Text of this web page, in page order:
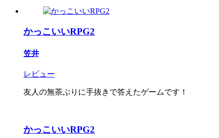
かっこいいRPG2
笠井
レビュー
友人の無茶ぶりに手抜きで答えたゲームです！
かっこいいRPG2